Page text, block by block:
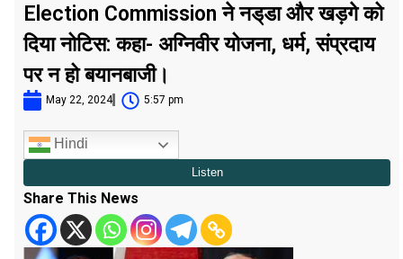
Election Commission ने नड्‌डा और खड़गे को
दिया नोटिस: कहा- अग्निवीर योजना, धर्म, संप्रदाय
पर न हो बयानबाजी।
May 22, 2024 5:57 pm
Hindi
Share This News